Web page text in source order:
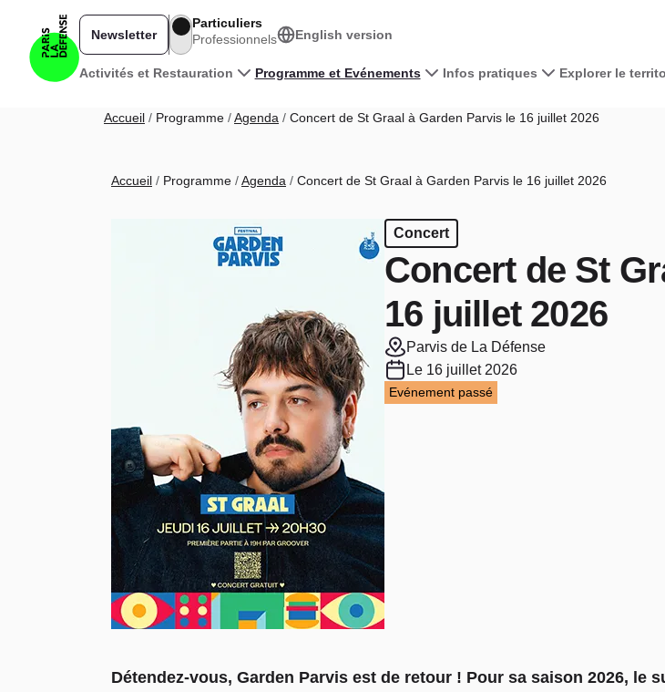
Navigation principale
Activités et Restauration Programme et Evénements Infos pratiques Explorer le
Newsletter
Particuliers
Professionnels
English version
Fil d'Ariane
Accueil Programme Agenda Concert de St Graal à Garden Parvis le 16 juillet 2026
Fil d'Ariane
Accueil Programme Agenda Concert de St Graal à Garden Parvis le 16 juillet 2026
Concert
Concert de St
16 juillet 2026
Parvis de La Défense
Le 16 juillet 2026
Evénement passé
Détendez-vous, Garden Parvis est de retour ! Pour sa saison 2026, le